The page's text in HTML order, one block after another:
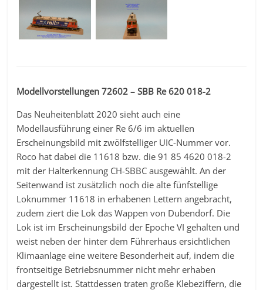
Modellvorstellungen 72602 – SBB Re 620 018-2
Das Neuheitenblatt 2020 sieht auch eine
Modellausführung einer Re 6/6 im aktuellen
Erscheinungsbild mit zwölfstelliger UIC-Nummer vor.
Roco hat dabei die 11618 bzw. die 91 85 4620 018-2
mit der Halterkennung CH-SBBC ausgewählt. An der
Seitenwand ist zusätzlich noch die alte fünfstellige
Loknummer 11618 in erhabenen Lettern angebracht,
zudem ziert die Lok das Wappen von Dubendorf. Die
Lok ist im Erscheinungsbild der Epoche VI gehalten und
weist neben der hinter dem Führerhaus ersichtlichen
Klimaanlage eine weitere Besonderheit auf, indem die
frontseitige Betriebsnummer nicht mehr erhaben
dargestellt ist. Stattdessen traten große Klebeziffern, die